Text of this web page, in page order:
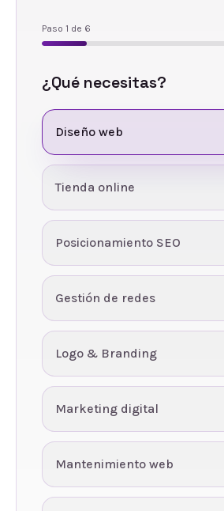
Paso 1 de 6
¿Qué necesitas?
Diseño web
Tienda online
Posicionamiento SEO
Gestión de redes
Logo & Branding
Marketing digital
Mantenimiento web